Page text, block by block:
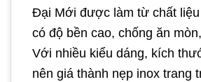
Đại Mới được làm từ chất liệu
có độ bền cao, chống ăn
Với nhiều kiểu dáng, kích
nên giá thành nẹp inox trang